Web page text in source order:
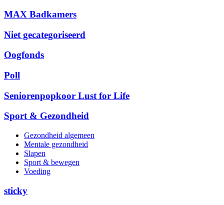
MAX Badkamers
Niet gecategoriseerd
Oogfonds
Poll
Seniorenpopkoor Lust for Life
Sport & Gezondheid
Gezondheid algemeen
Mentale gezondheid
Slapen
Sport & bewegen
Voeding
sticky